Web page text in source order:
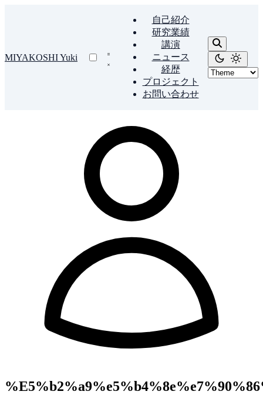
MIYAKOSHI Yuki
自己紹介
研究業績
講演
ニュース
経歴
プロジェクト
お問い合わせ